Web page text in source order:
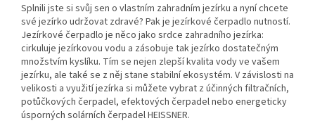
Splnili jste si svůj sen o vlastním zahradním jezírku a nyní chcete
své jezírko udržovat zdravé? Pak je jezírkové čerpadlo nutností.
Jezírkové čerpadlo je něco jako srdce zahradního jezírka:
cirkuluje jezírkovou vodu a zásobuje tak jezírko dostatečným
množstvím kyslíku. Tím se nejen zlepší kvalita vody ve vašem
jezírku, ale také se z něj stane stabilní ekosystém. V závislosti na
velikosti a využití jezírka si můžete vybrat z účinných filtračních,
potůčkových čerpadel, efektových čerpadel nebo energeticky
úsporných solárních čerpadel HEISSNER.